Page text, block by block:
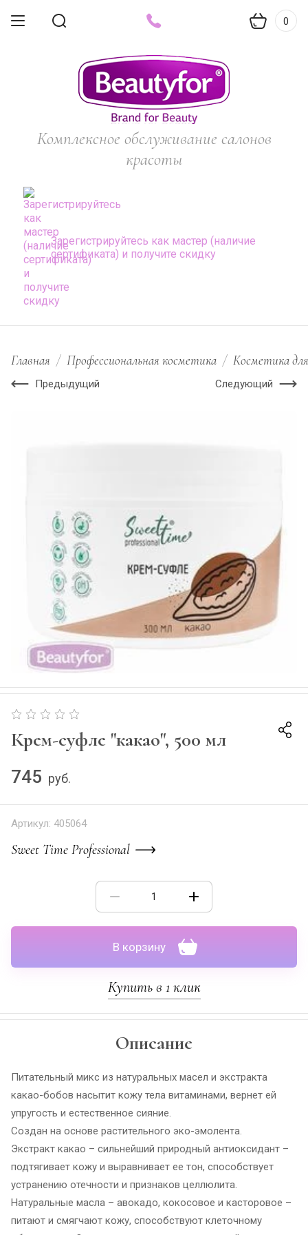
0
Комплексное обслуживание салонов
красоты
Зарегистрируйтесь как мастер (наличие
сертификата) и получите скидку
Главная / Профессиональная косметика / Косметика
Предыдущий Следующий
Крем-суфле "какао", 500 мл
745 руб.
Артикул: 405064
Sweet Time Professional
В корзину
Купить в 1 клик
Описание
Питательный микс из натуральных масел и экстракта
какао-бобов насытит кожу тела витаминами, вернет ей
упругость и естественное сияние.
Создан на основе растительного эко-эмолента.
Экстракт какао – сильнейший природный антиоксидант –
подтягивает кожу и выравнивает ее тон, способствует
устранению отечности и признаков целлюлита.
Натуральные масла – авокадо, кокосовое и касторовое –
питают и смягчают кожу, способствуют клеточному